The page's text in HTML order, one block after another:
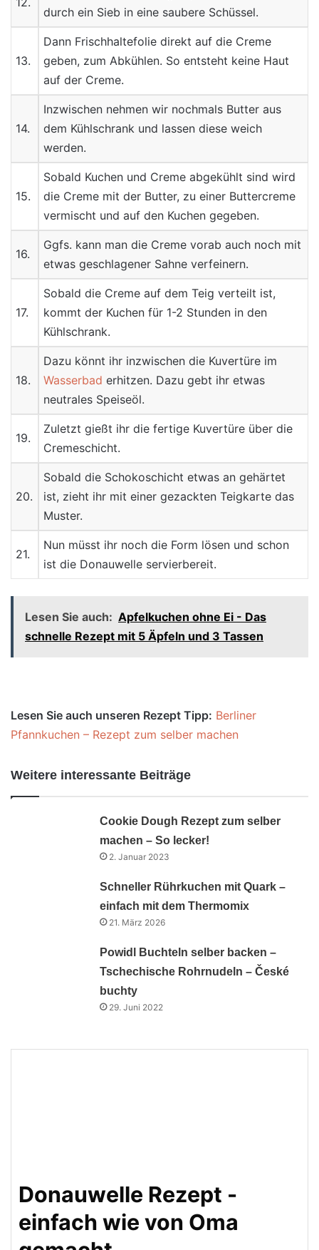
durch ein Sieb in eine saubere Schüssel.
13.
Dann Frischhaltefolie direkt auf die Creme
geben, zum Abkühlen. So entsteht keine Haut
auf der Creme.
14.
Inzwischen nehmen wir nochmals Butter aus
dem Kühlschrank und lassen diese weich
werden.
15.
Sobald Kuchen und Creme abgekühlt sind wird
die Creme mit der Butter, zu einer Buttercreme
vermischt und auf den Kuchen gegeben.
16.
Ggfs. kann man die Creme vorab auch noch mit
etwas geschlagener Sahne verfeinern.
17.
Sobald die Creme auf dem Teig verteilt ist,
kommt der Kuchen für 1-2 Stunden in den
Kühlschrank.
18.
Dazu könnt ihr inzwischen die Kuvertüre im
Wasserbad erhitzen. Dazu gebt ihr etwas
neutrales Speiseöl.
19.
Zuletzt gießt ihr die fertige Kuvertüre über die
Cremeschicht.
20.
Sobald die Schokoschicht etwas an gehärtet
ist, zieht ihr mit einer gezackten Teigkarte das
Muster.
21.
Nun müsst ihr noch die Form lösen und schon
ist die Donauwelle servierbereit.
Lesen Sie auch: Apfelkuchen ohne Ei - Das
schnelle Rezept mit 5 Äpfeln und 3 Tassen
Lesen Sie auch unseren Rezept Tipp: Berliner
Pfannkuchen – Rezept zum selber machen
Weitere interessante Beiträge
Cookie Dough Rezept zum selber
machen – So lecker!
2. Januar 2023
Schneller Rührkuchen mit Quark –
einfach mit dem Thermomix
21. März 2026
Powidl Buchteln selber backen –
Tschechische Rohrnudeln – České
buchty
29. Juni 2022
Donauwelle Rezept -
einfach wie von Oma